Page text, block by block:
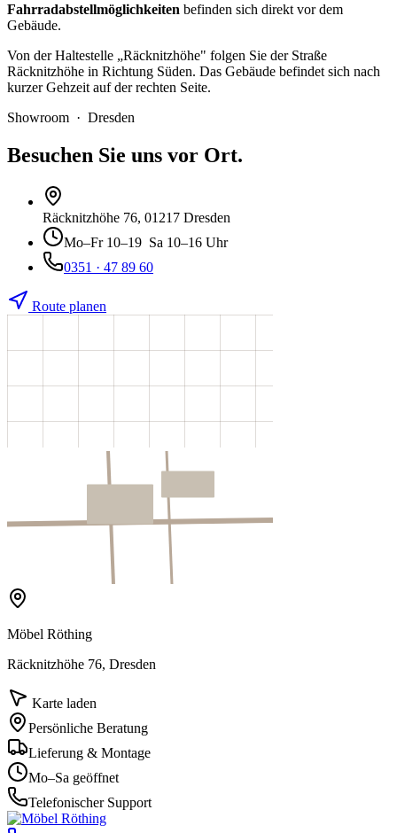
Fahrradabstellmöglichkeiten befinden sich direkt vor dem
Gebäude.
Von der Haltestelle „Räcknitzhöhe" folgen Sie der Straße
Räcknitzhöhe in Richtung Süden. Das Gebäude befindet sich nach
kurzer Gehzeit auf der rechten Seite.
Showroom · Dresden
Besuchen Sie uns vor Ort.
Räcknitzhöhe 76, 01217 Dresden
Mo–Fr10–19 Sa 10–16 Uhr
0351 · 47 89 60
Route planen
Möbel Röthing
Räcknitzhöhe 76, Dresden
Karte laden
Persönliche Beratung
Lieferung & Montage
Mo–Sa geöffnet
Telefonischer Support